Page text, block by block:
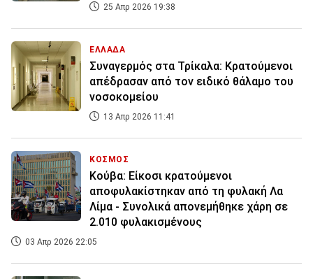
25 Απρ 2026 19:38
ΕΛΛΑΔΑ
Συναγερμός στα Τρίκαλα: Κρατούμενοι
απέδρασαν από τον ειδικό θάλαμο του
νοσοκομείου
13 Απρ 2026 11:41
ΚΟΣΜΟΣ
Κούβα: Είκοσι κρατούμενοι
αποφυλακίστηκαν από τη φυλακή Λα
Λίμα - Συνολικά απονεμήθηκε χάρη σε
2.010 φυλακισμένους
03 Απρ 2026 22:05